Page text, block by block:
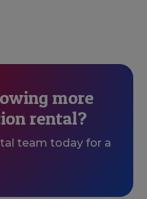
more
rental?
team today for a